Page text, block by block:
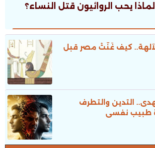
يحب الروائيون قتل النساء؟
كيف غَنَّتْ مصر قبل
التدين والتطرف
طبيب نفسى